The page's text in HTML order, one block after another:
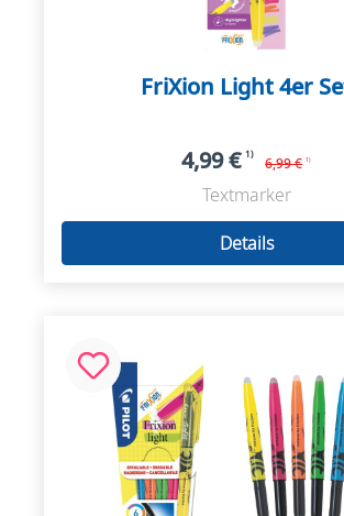
FriXion Light 4er
4,99 € 1)
6,99 € 1)
Textmarker
Details